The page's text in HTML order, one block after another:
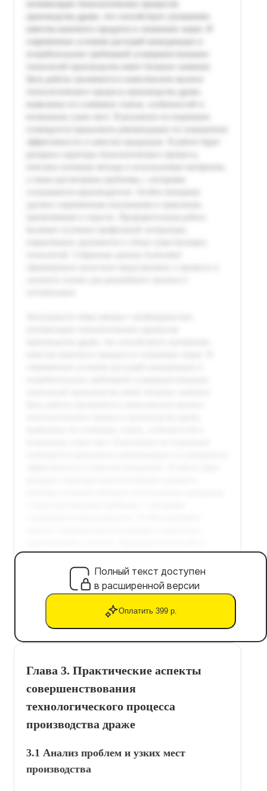
Полный текст доступен
в расширенной версии
Оплатить 399 р.
Глава 3. Практические аспекты
совершенствования
технологического процесса
производства драже
3.1 Анализ проблем и узких мест
производства